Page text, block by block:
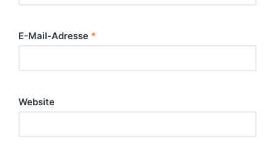
E-Mail-Adresse *
Website